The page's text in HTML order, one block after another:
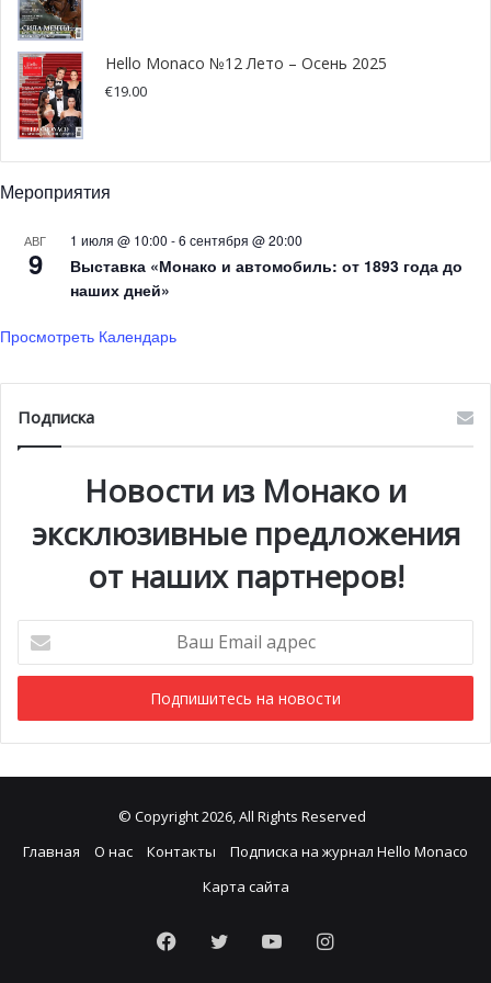
групповой турнир Лиги чемпионов, тогда как третьей по
счёту команде предстоит пробиваться в топ-лигу через
квалификационные матчи.
Прошлым летом «красно-белые» обыграли пражскую
«Спарту» (0-2, 3-1), но уступили на этапе плей-офф
донецкому «Шахтёру» (0-1, 2-2).
Жеребьёвки третьего предварительного раунда и плей-
офф назначены на 18 июля и 2 августа.
Hello Monaco №12 Лето – Осень 2025
€19.00
Мероприятия
АВГ
9
1 июля @ 10:00 -6 сентября @ 20:00
Выставка «Монако и автомобиль: от 1893 года до
наших дней»
Просмотреть Календарь
Подписка
Новости из Монако и
эксклюзивные предложения
от наших партнеров!
Email
адрес
© Copyright 2026, All Rights Reserved
Главная
О нас Контакты
Подписка на журнал Hello Monaco
Карта сайта
Facebook
TwitterYouTubeInstagram